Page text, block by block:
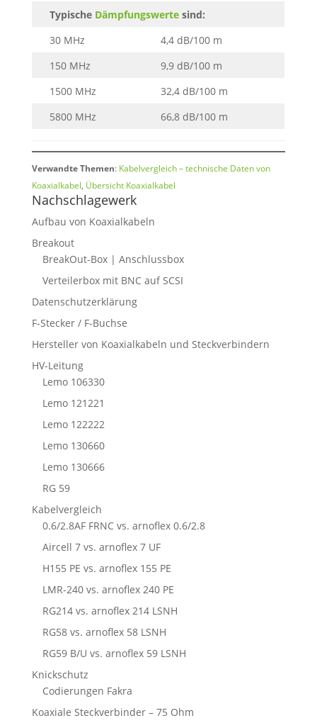
Typische Dämpfungswertesind:
30 MHz
4,4 dB/100 m
150 MHz
9,9 dB/100 m
1500 MHz
32,4 dB/100 m
5800 MHz
66,8 dB/100 m
Verwandte Themen: Kabelvergleich – technische Daten von
Koaxialkabel, Übersicht Koaxialkabel
Nachschlagewerk
Aufbau von Koaxialkabeln
Breakout
BreakOut-Box | Anschlussbox
Verteilerbox mit BNC auf SCSI
Datenschutzerklärung
F-Stecker / F-Buchse
Hersteller von Koaxialkabeln und Steckverbindern
HV-Leitung
Lemo 106330
Lemo 121221
Lemo 122222
Lemo 130660
Lemo 130666
RG 59
Kabelvergleich
0.6/2.8AF FRNC vs. arnoflex 0.6/2.8
Aircell 7 vs. arnoflex 7 UF
H155 PE vs. arnoflex 155 PE
LMR-240 vs. arnoflex 240 PE
RG214 vs. arnoflex 214 LSNH
RG58 vs. arnoflex 58 LSNH
RG59 B/U vs. arnoflex 59 LSNH
Knickschutz
Codierungen Fakra
Koaxiale Steckverbinder – 75 Ohm